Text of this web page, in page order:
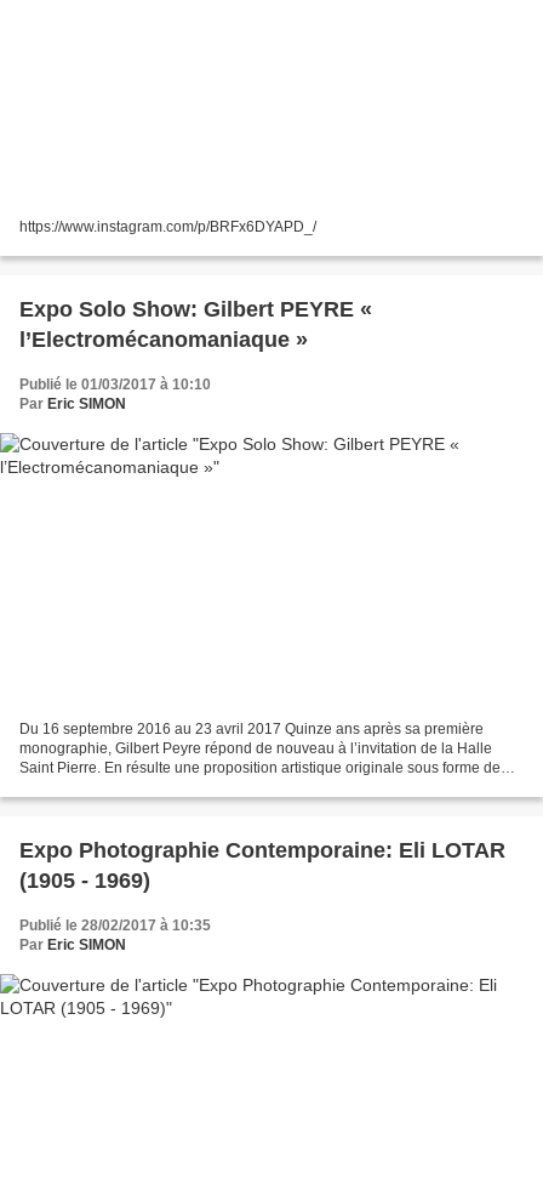
https://www.instagram.com/p/BRFx6DYAPD_/
Expo Solo Show: Gilbert PEYRE «
l’Electromécanomaniaque »
Publié le 01/03/2017 à 10:10
Par Eric SIMON
Du 16 septembre 2016 au 23 avril 2017 Quinze ans après sa première
monographie, Gilbert Peyre répond de nouveau à l’invitation de la Halle
Saint Pierre. En résulte une proposition artistique originale sous forme de
Expo Photographie Contemporaine: Eli LOTAR
(1905 - 1969)
Publié le 28/02/2017 à 10:35
Par Eric SIMON